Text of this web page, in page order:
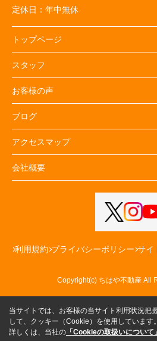
定休日： 年中無休
トップページ
スタッフ
お客様の声
ブログ
アクセスマップ
会社概要
利用規約 プライバシーポリシー サイ
Copyright(c) ちはや不動産 All
当サイトでは、お客様の当サイト利用状況把
して、クッキー（Cookie）を使用しています。
詳しくは、当社の 「Cookieの取扱いについて」